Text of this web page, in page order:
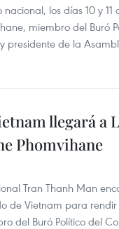
los días 10 y
miembro del Buró
presidente de la
llegará a
Phomvihane
Tran Thanh Man
de Vietnam para
del Buró Político del